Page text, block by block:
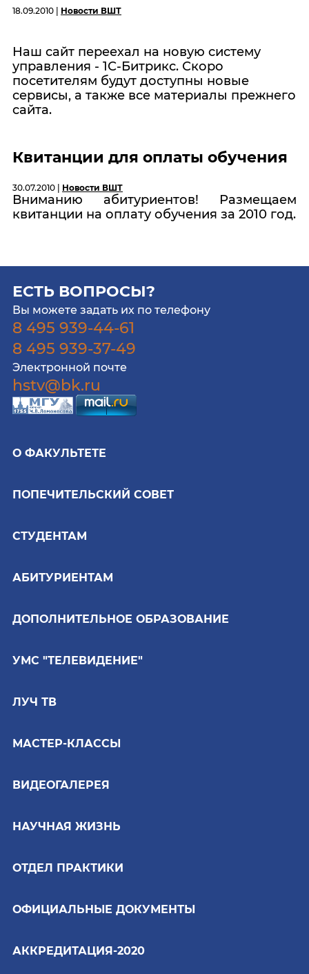
18.09.2010 | Новости ВШТ
Наш сайт переехал на новую систему
управления - 1С-Битрикс. Скоро
посетителям будут доступны новые
сервисы, а также все материалы прежнего
сайта.
Квитанции для оплаты обучения
30.07.2010 | Новости ВШТ
Вниманию абитуриентов! Размещаем
квитанции на оплату обучения за 2010 год.
ЕСТЬ ВОПРОСЫ?
Вы можете задать их по телефону
8 495 939-44-61
8 495 939-37-49
Электронной почте
hstv@bk.ru
О ФАКУЛЬТЕТЕ
ПОПЕЧИТЕЛЬСКИЙ СОВЕТ
СТУДЕНТАМ
АБИТУРИЕНТАМ
ДОПОЛНИТЕЛЬНОЕ ОБРАЗОВАНИЕ
УМС "ТЕЛЕВИДЕНИЕ"
ЛУЧ ТВ
МАСТЕР-КЛАССЫ
ВИДЕОГАЛЕРЕЯ
НАУЧНАЯ ЖИЗНЬ
ОТДЕЛ ПРАКТИКИ
ОФИЦИАЛЬНЫЕ ДОКУМЕНТЫ
АККРЕДИТАЦИЯ-2020